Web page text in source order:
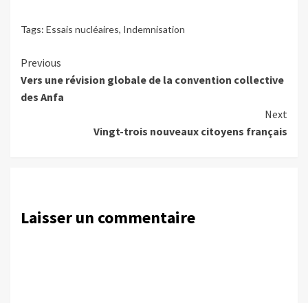
Tags: Essais nucléaires, Indemnisation
Continue
Reading
Previous
Vers une révision globale de la convention collective
des Anfa
Next
Vingt-trois nouveaux citoyens français
Laisser un commentaire